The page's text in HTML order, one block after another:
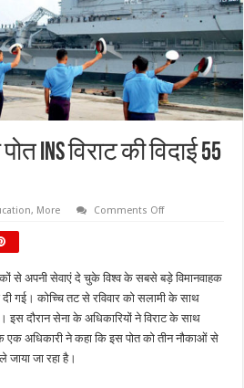
INS विराट की विदाई 55
, More Comments Offon
पोत
INS
विराट
की
विदाई
साल
से अपनी सेवाएं दे चुके विश्व के सबसे बड़े विमानवाहक
दी गई। कोच्चि तट से रविवार को सलामी के साथ
इस दौरान सेना के अधिकारियों ने विराट के साथ
एक अधिकारी ने कहा कि इस पोत को तीन नौकाओं से
जाया जा रहा है।